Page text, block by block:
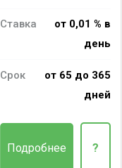
Ставка
от 0,01 % в
день
Срок
от 65 до 365
дней
Подробнее ?